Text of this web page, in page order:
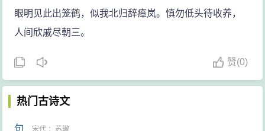
眼明见此出笼鹤，似我北归辞瘴岚。慎勿低头待收养，
人间欣戚尽朝三。
赞(0)
热门古诗文
句 宋代 ： 苏辙